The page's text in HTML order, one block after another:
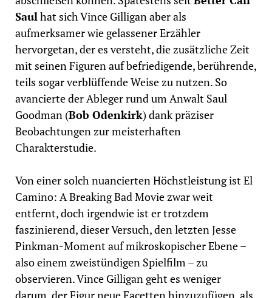
Saulhat sich Vince Gilligan aber als
aufmerksamer wie gelassener Erzähler
hervorgetan, der es versteht, die zusätzliche Zeit
mit seinen Figuren auf befriedigende, berührende,
teils sogar verblüffende Weise zu nutzen. So
avancierte der Ableger rund um Anwalt Saul
Goodman (Bob Odenkirk) dank präziser
Beobachtungen zur meisterhaften
Charakterstudie.
Von einer solch nuancierten Höchstleistung ist El
Camino: A Breaking Bad Movie zwar weit
entfernt, doch irgendwie ist er trotzdem
faszinierend, dieser Versuch, den letzten Jesse
Pinkman-Moment auf mikroskopischer Ebene –
also einem zweistündigen Spielfilm – zu
observieren. Vince Gilligan geht es weniger
darum, der Figur neue Facetten hinzuzufügen, als